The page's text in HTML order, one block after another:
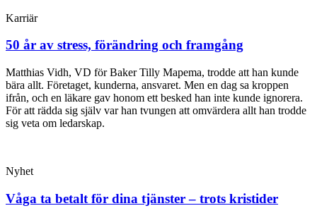
Karriär
50 år av stress, förändring och framgång
Matthias Vidh, VD för Baker Tilly Mapema, trodde att han kunde
bära allt. Företaget, kunderna, ansvaret. Men en dag sa kroppen
ifrån, och en läkare gav honom ett besked han inte kunde ignorera.
För att rädda sig själv var han tvungen att omvärdera allt han trodde
sig veta om ledarskap.
Nyhet
Våga ta betalt för dina tjänster – trots kristider